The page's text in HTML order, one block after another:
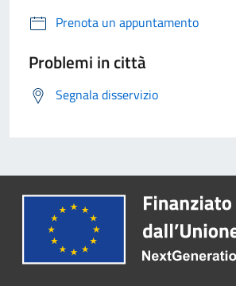
Prenota un appuntamento
Problemi in città
Segnala disservizio